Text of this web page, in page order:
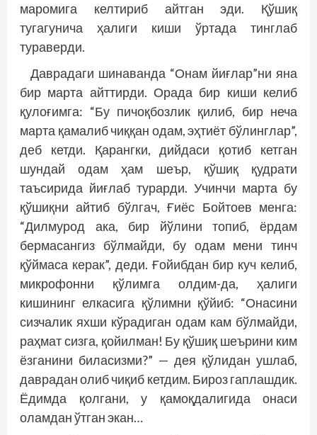
маромига келтириб айтган эди. Қўшиқ
тугагунича ҳалиги киши ўртада тинглаб
тураверди.
Даврадаги шинаванда “Онам йиғлар”ни яна
бир марта айттирди. Орада бир киши келиб
қулоғимга: “Бу пичоқбозлик қилиб, бир неча
марта қамалиб чиққан одам, эҳтиёт бўлинглар”,
деб кетди. Қарангки, дийдаси қотиб кетган
шундай одам ҳам шеър, қўшиқ қудрати
таъсирида йиғлаб турарди. Учинчи марта бу
қўшиқни айтиб бўлгач, Ғиёс Бойтоев менга:
“Дилмурод ака, бир йўлини топиб, ёрдам
бермасангиз бўлмайди, бу одам мени тинч
қўймаса керак”, деди. Ғойибдан бир куч келиб,
микрофонни қўлимга олдим-да, ҳалиги
кишининг елкасига қўлимни қўйиб: “Онасини
сизчалик яхши кўрадиган одам кам бўлмайди,
раҳмат сизга, қойилман! Бу қўшиқ шеърини ким
ёзганини биласизми?” — дея қўлидан ушлаб,
даврадан олиб чиқиб кетдим. Бироз гаплашдик.
Ёдимда қолгани, у қамоқдалигида онаси
оламдан ўтган экан…